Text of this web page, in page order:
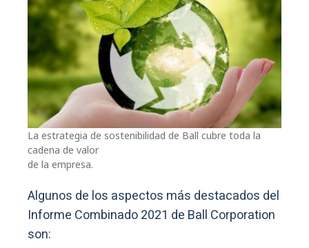
La estrategia de sostenibilidad de Ball cubre toda la
cadena de valor
de la empresa.
Algunos de los aspectos más destacados del
Informe Combinado 2021 de Ball Corporation
son: